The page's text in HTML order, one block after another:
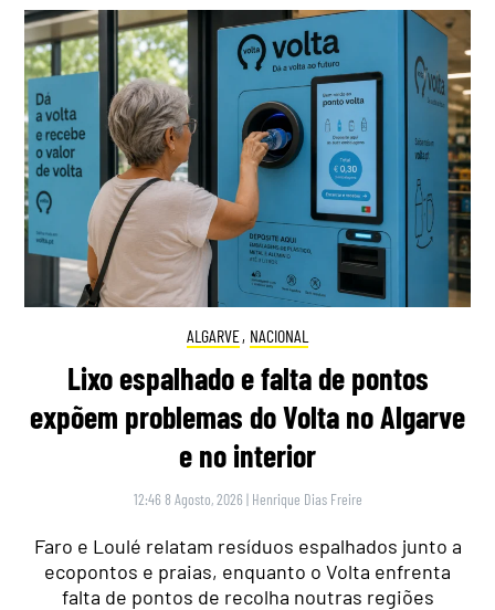
ALGARVE, NACIONAL
Lixo espalhado e falta de pontos
expõem problemas do Volta no Algarve
e no interior
12:46 8 Agosto, 2026 | Henrique Dias Freire
Faro e Loulé relatam resíduos espalhados junto a
ecopontos e praias, enquanto o Volta enfrenta
falta de pontos de recolha noutras regiões